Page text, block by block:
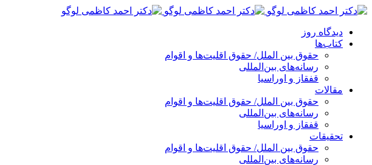
پرش
محتوا
دیدگاه روز
کتاب‌ها
حقوق بین الملل/ حقوق اقلیت‌ها و اقوام
رسانه‌های بین‌المللی
قفقاز و اوراسیا
مقالات
حقوق بین الملل/ حقوق اقلیت‌ها و اقوام
رسانه‌های بین‌المللی
قفقاز و اوراسیا
تحقیقات
حقوق بین الملل/ حقوق اقلیت‌ها و اقوام
رسانه‌های بین‌المللی